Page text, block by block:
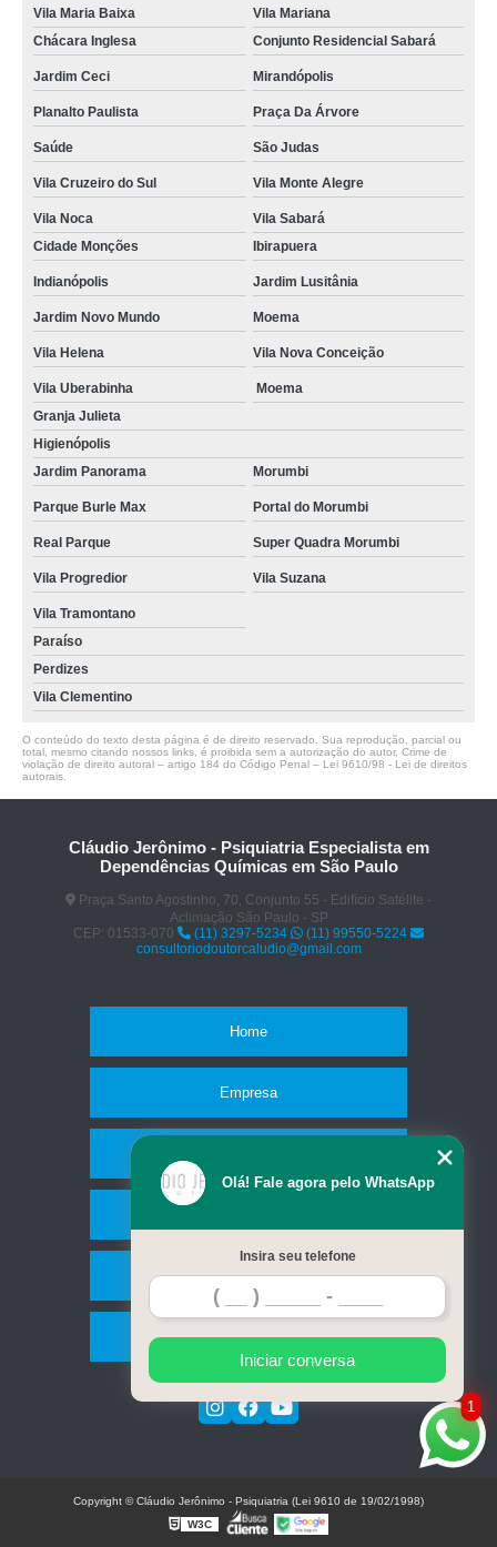
Vila Maria Baixa
Vila Mariana
Chácara Inglesa
Conjunto Residencial Sabará
Jardim Ceci Mirandópolis
Planalto Paulista Praça Da Árvore
Saúde São Judas
Vila Cruzeiro do Sul Vila Monte Alegre
Vila Noca
Vila Sabará
Cidade Monções
Ibirapuera
Indianópolis Jardim Lusitânia
Jardim Novo Mundo Moema
Vila Helena Vila Nova Conceição
Vila Uberabinha
Moema
Granja Julieta
Higienópolis
Jardim Panorama
Morumbi
Parque Burle Max Portal do Morumbi
Real Parque Super Quadra Morumbi
Vila Progredior Vila Suzana
Vila Tramontano
Paraíso
Perdizes
Vila Clementino
O conteúdo do texto desta página é de direito reservado. Sua reprodução, parcial ou
total, mesmo citando nossos links, é proibida sem a autorização do autor. Crime de
violação de direito autoral – artigo 184 do Código Penal – Lei 9610/98 - Lei de direitos
autorais
Cláudio Jerônimo - Psiquiatria Especialista em
Dependências Químicas em São Paulo
Praça Santo Agostinho, 70, Conjunto 55 - Edifício Satélite -
Aclimação São Paulo - SP
CEP: 01533-070
(11) 3297-5234
(11) 99550-5224
consultoriodoutorcaludio@gmail.com
Home
Empresa
Contato
Mapa do site
1
Olá! Fale agora pelo WhatsApp
Insira seu telefone
Iniciar conversa
Copyright © Cláudio Jerônimo - Psiquiatria (Lei 9610 de 19/02/1998)
W3C